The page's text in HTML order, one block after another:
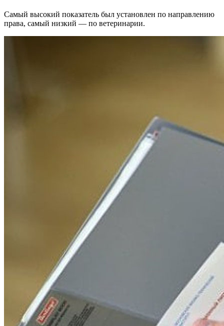
Самый высокий показатель был установлен по направлению
права, самый низкий — по ветеринарии.